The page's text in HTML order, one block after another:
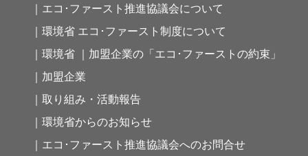
｜エコ･ファースト推進協議会について
｜環境省 エコ･ファースト制度について
｜環境省 ｜加盟企業の「エコ･ファーストの約束」
｜加盟企業
｜取り組み・活動報告
｜環境省からのお知らせ
｜エコ･ファースト推進協議会へのお問合せ